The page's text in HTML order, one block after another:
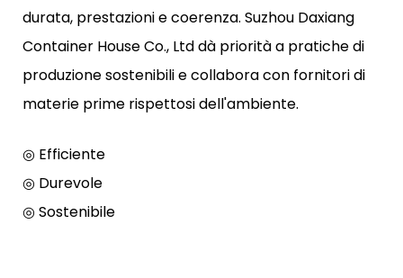
durata, prestazioni e coerenza. Suzhou Daxiang
Container House Co., Ltd dà priorità a pratiche di
produzione sostenibili e collabora con fornitori di
materie prime rispettosi dell'ambiente.
◎ Efficiente
◎ Durevole
◎ Sostenibile